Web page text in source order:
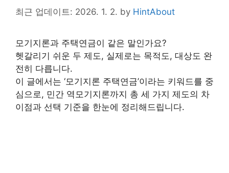
최근 업데이트: 2026. 1. 2. by HintAbout
모기지론과 주택연금이 같은 말인가요?
헷갈리기 쉬운 두 제도, 실제로는 목적도, 대상도 완
전히 다릅니다.
이 글에서는 ‘모기지론 주택연금’이라는 키워드를 중
심으로, 민간 역모기지론까지 총 세 가지 제도의 차
이점과 선택 기준을 한눈에 정리해드립니다.